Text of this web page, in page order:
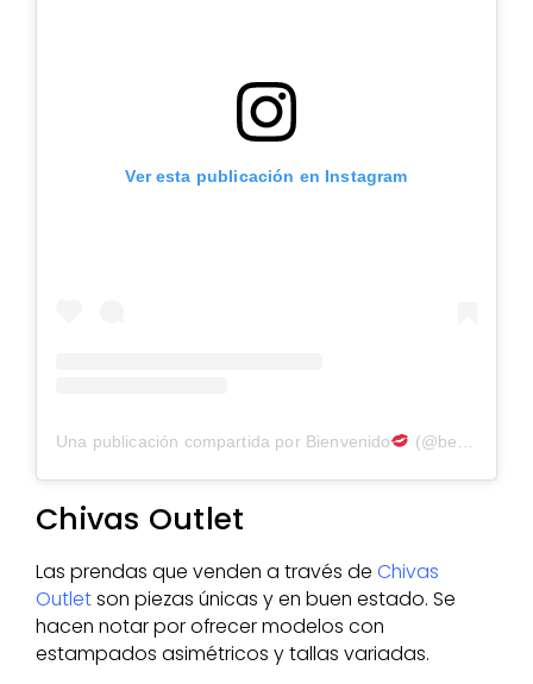
Ver esta publicación en Instagram
Una publicación compartida por Bienvenido (@bembaroja)
Chivas Outlet
Las prendas que venden a través de Chivas
Outletson piezas únicas y en buen estado. Se
hacen notar por ofrecer modelos con
estampados asimétricos y tallas variadas.